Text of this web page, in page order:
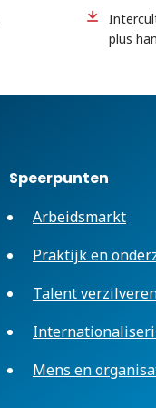
plus
Speerpunten
Arbeidsmarkt
Praktijk en
Talent
Mens en